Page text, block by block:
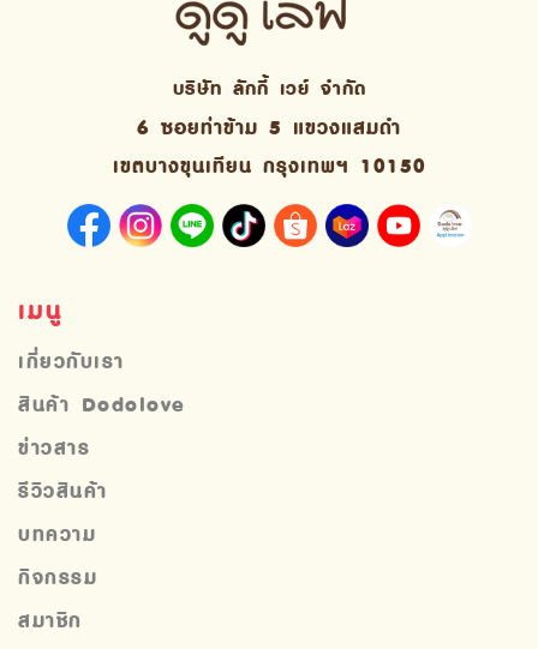
บริษัท ลักกี้ เวย์ จํากัด
6 ซอยท่าข้าม 5 แขวงแสมดำ
เขตบางขุนเทียน กรุงเทพฯ 10150
เมนู
เกี่ยวกับเรา
สินค้า Dodolove
ข่าวสาร
รีวิวสินค้า
บทความ
กิจกรรม
สมาชิก